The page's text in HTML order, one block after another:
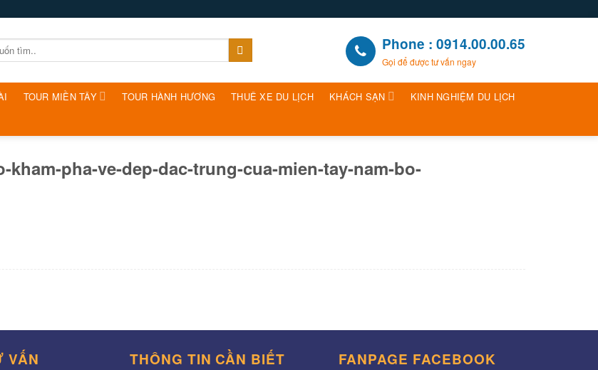
Phone : 0914.00.00.65
Gọi để được tư vấn ngay
TOUR MIỀN TÂY TOUR HÀNH HƯƠNG THUÊ XE DU LỊCH KHÁCH SẠN
KINH NGHIỆM DU LỊCH
pha-ve-dep-dac-trung-cua-mien-tay-nam-bo-
VẤN THÔNG TIN CẦN BIẾT FANPAGE FACEBOOK